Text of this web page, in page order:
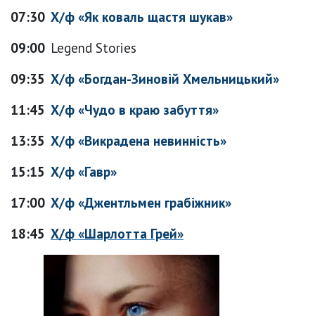
07:30 Х/ф «Як коваль щастя шукав»
09:00 Legend Stories
09:35 Х/ф «Богдан-Зиновій Хмельницький»
11:45 Х/ф «Чудо в краю забуття»
13:35 Х/ф «Викрадена невинність»
15:15 Х/ф «Гавр»
17:00 Х/ф «Джентльмен грабіжник»
18:45 Х/ф «Шарлотта Грей»